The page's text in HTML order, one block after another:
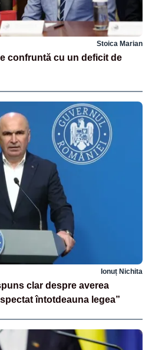
Stoica Marian
confruntă cu un deficit de
Ionuț Nichita
clar despre averea
întotdeauna legea”